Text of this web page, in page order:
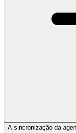
A sincronização da